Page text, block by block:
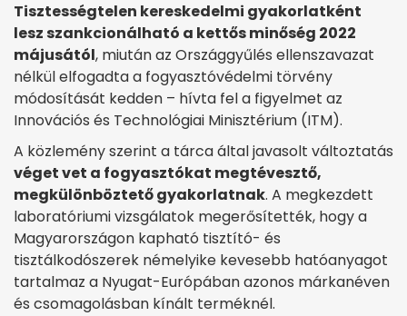
Tisztességtelen kereskedelmi gyakorlatként
lesz szankcionálható a kettős minőség 2022
májusától, miután az Országgyűlés ellenszavazat
nélkül elfogadta a fogyasztóvédelmi törvény
módosítását kedden – hívta fel a figyelmet az
Innovációs és Technológiai Minisztérium (ITM).
A közlemény szerint a tárca által javasolt változtatás
véget vet a fogyasztókat megtévesztő,
megkülönböztető gyakorlatnak. A megkezdett
laboratóriumi vizsgálatok megerősítették, hogy a
Magyarországon kapható tisztító- és
tisztálkodószerek némelyike kevesebb hatóanyagot
tartalmaz a Nyugat-Európában azonos márkanéven
és csomagolásban kínált terméknél.